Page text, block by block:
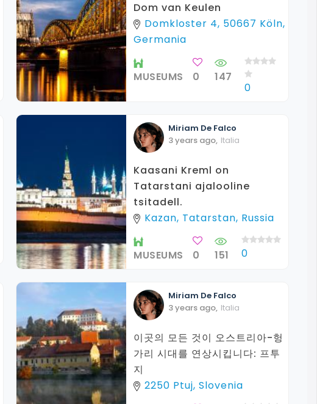
Dom van Keulen
Domkloster 4, 50667 Köln,
Germania
MUSEUMS 0 147
0
Miriam De Falco
3 years ago, Italia
Kaasani Kreml on
Tatarstani ajalooline
tsitadell.
Kazan, Tatarstan, Russia
MUSEUMS 0 151 0
Miriam De Falco
3 years ago, Italia
이곳의 모든 것이 오스트리아-헝
가리 시대를 연상시킵니다: 프투
지
2250 Ptuj, Slovenia